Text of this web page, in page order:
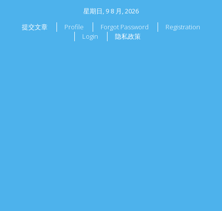
星期日, 9 8 月, 2026
提交文章
Profile Forgot Password
Registration
Login
隐私政策